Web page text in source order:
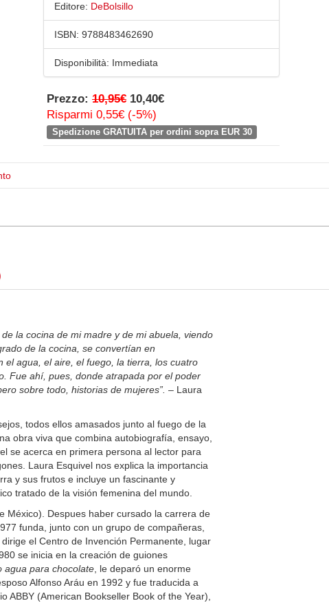
Editore: DeBolsillo
ISBN: 9788483462690
Disponibilità: Immediata
Prezzo: 10,95€ 10,40€
Risparmi 0,55€ (-5%)
Spedizione GRATUITA per ordini sopra EUR 30
la cocina de mi madre y de mi abuela, viendo
de la cocina, se convertían en
el agua, el aire, el fuego, la tierra, los cuatro
Fue ahí, pues, donde atrapada por el poder
sobre todo, historias de mujeres”. – Laura
todos ellos amasados junto al fuego de la
obra viva que combina autobiografía, ensayo,
se acerca en primera persona al lector para
Laura Esquivel nos explica la importancia
y sus frutos e incluye un fascinante y
tratado de la visión femenina del mundo.
México). Despues haber cursado la carrera de
funda, junto con un grupo de compañeras,
el Centro de Invención Permanente, lugar
se inicia en la creación de guiones
agua para chocolate, le deparó un enorme
Alfonso Aráu en 1992 y fue traducida a
ABBY (American Bookseller Book of the Year),